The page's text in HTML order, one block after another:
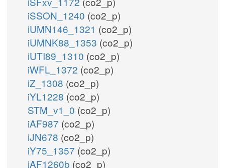
iSSON_1240 (co2_p)
iUMN146_1321 (co2_p)
iUMNK88_1353 (co2_p)
iUTI89_1310 (co2_p)
iWFL_1372 (co2_p)
iZ_1308 (co2_p)
iYL1228 (co2_p)
STM_v1_0 (co2_p)
iAF987 (co2_p)
iJN678 (co2_p)
iY75_1357 (co2_p)
iAF1260b (co2_p)